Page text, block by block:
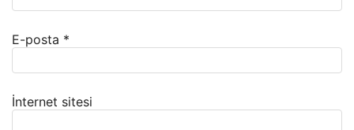
E-posta *
İnternet sitesi